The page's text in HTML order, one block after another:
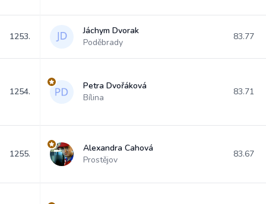
1253.
Jáchym Dvorak
Poděbrady
83.77
1254.
Petra Dvořáková
Bílina
83.71
1255.
Alexandra Cahová
Prostějov
83.67